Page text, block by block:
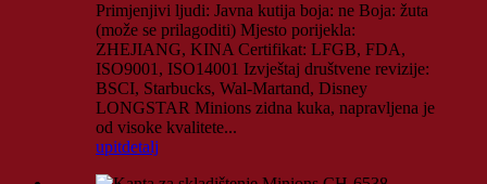
Primjenjivi ljudi: Javna kutija boja: ne Boja: žuta
(može se prilagoditi) Mjesto porijekla:
ZHEJIANG, KINA Certifikat: LFGB, FDA,
ISO9001, ISO14001 Izvještaj društvene revizije:
BSCI, Starbucks, Wal-Martand, Disney
LONGSTAR Minions zidna kuka, napravljena je
od visoke kvalitete...
upitdetalj